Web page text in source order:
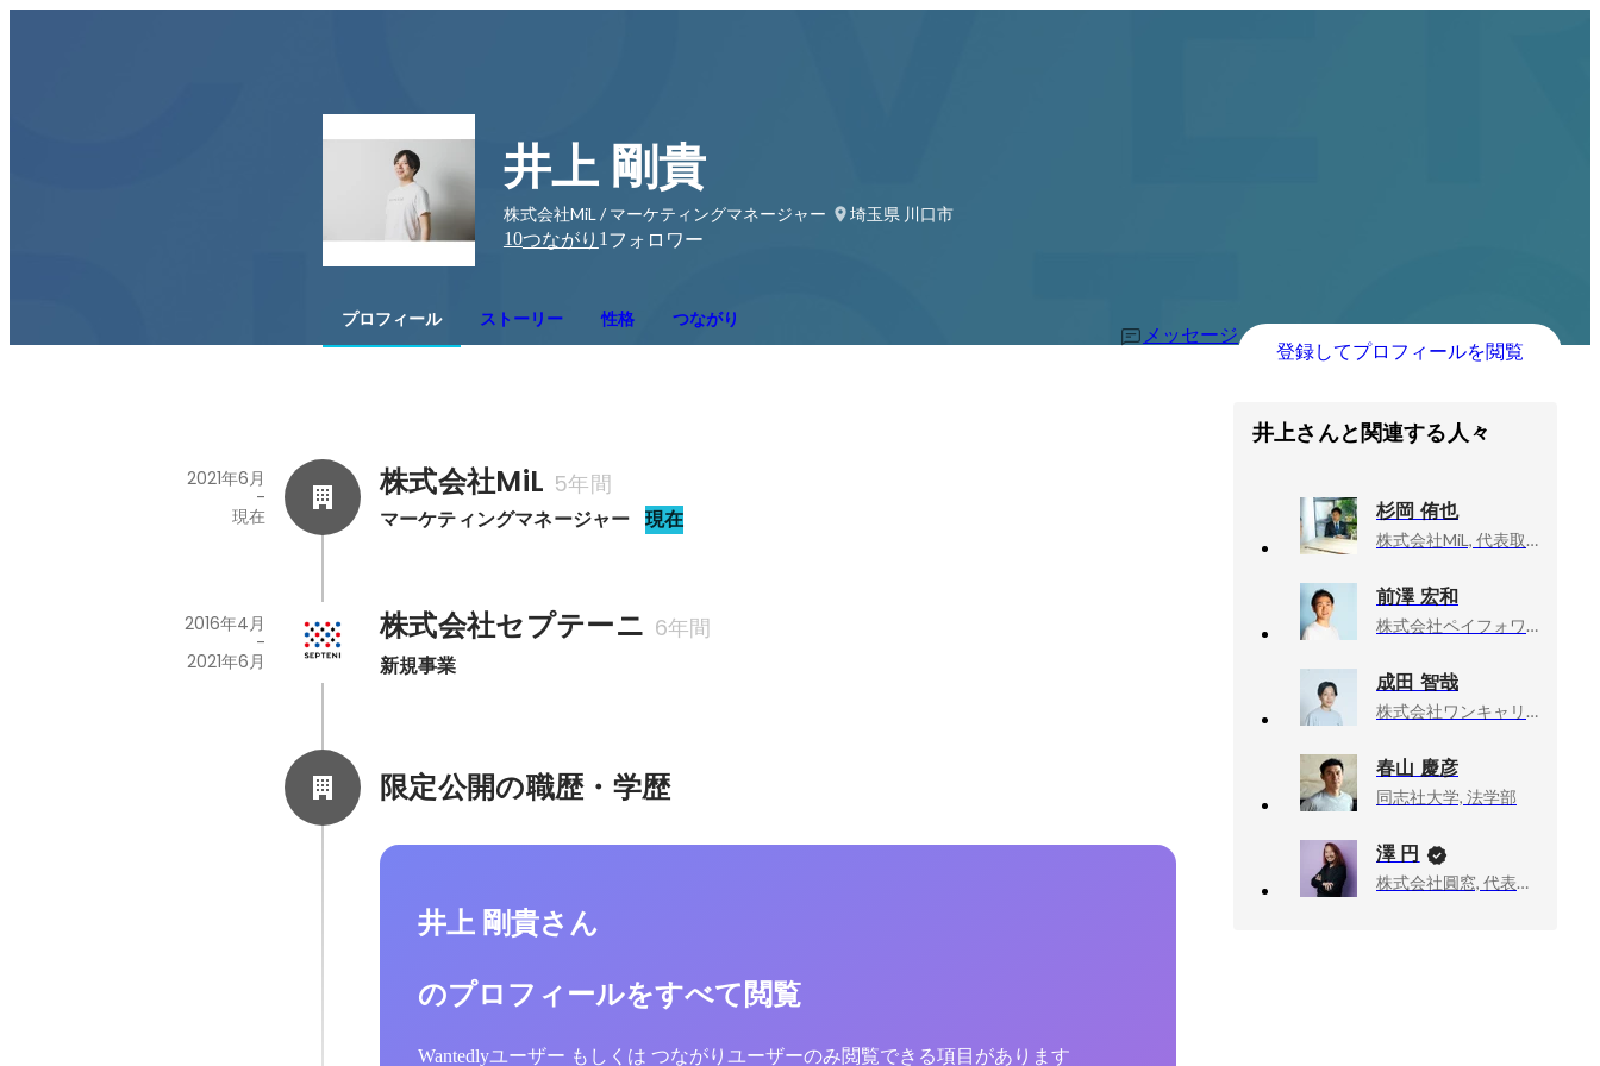
井上 剛貴
株式会社MiL / マーケティングマネージャー
埼玉県 川口市
10つながり 1 フォロワー
プロフィール ストーリー 性格 つながり
メッセージ
登録してプロフィールを閲覧
株式会社MiL 5年間
マーケティングマネージャー 現在
2021年6月
-
現在
株式会社セプテーニ 6年間
新規事業
2016年4月
-
2021年6月
限定公開の職歴・学歴
井上 剛貴さん
のプロフィールをすべて閲覧
Wantedlyユーザー もしくは つながりユーザーのみ閲覧できる項目があります
井上さんと関連する人々
杉岡 侑也
株式会社MiL, 代表取締役社長
前澤 宏和
株式会社ペイフォワード, 代表取締役
成田 智哉
株式会社ワンキャリア, コンサルティングセールス部 部長
春山 慶彦
同志社大学, 法学部
澤 円
株式会社圓窓, 代表取締役